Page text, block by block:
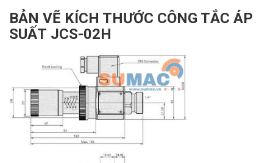
BẢN VẼ KÍCH THƯỚC CÔNG TẮC ÁP
SUẤT JCS-02H